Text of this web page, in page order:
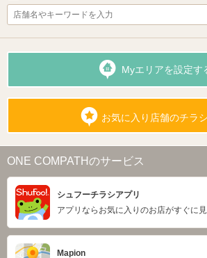
Myエリアを設定す
お気に入り店舗のチラ
ONE COMPATHのサービス
シュフーチラシアプリ
アプリならお気に入りのお店がすぐに見
Mapion